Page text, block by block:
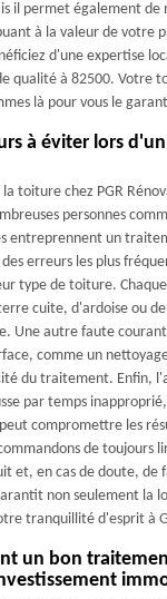
il permet également de
à la valeur de votre
d'une expertise
qualité à 82500. Votre
là pour vous le
à éviter lors
toiture chez PGR
personnes
entreprennent un
erreurs les plus
type de toiture.
cuite, d'ardoise ou
Une autre faute
comme un
du traitement. Enfin,
par temps
compromettre les
de toujours
et, en cas de doute, de
non seulement la
tranquillité d'esprit à
un bon